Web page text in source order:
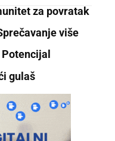
za povratak
više
gulaš